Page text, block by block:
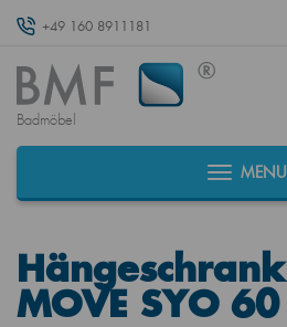
+49 160 8911181
Badmöbel
MENU
Hängeschrank
MOVE SYO 60